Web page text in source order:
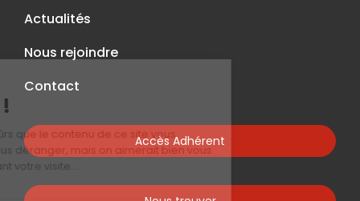
Actualités
Nous rejoindre
Contact
Accès Adhérent